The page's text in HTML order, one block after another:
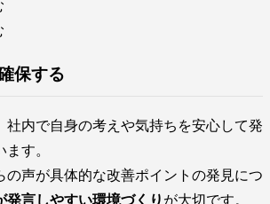
保する
社内で自身の考えや気持ちを安心して発
す。
の声が具体的な改善ポイントの発見につ
発言しやすい環境づくり が大切です。